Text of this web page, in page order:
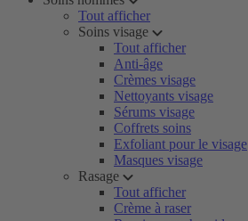
Tout afficher
Soins visage
Tout afficher
Anti-âge
Crèmes visage
Nettoyants visage
Sérums visage
Coffrets soins
Exfoliant pour le visage
Masques visage
Rasage
Tout afficher
Crème à raser